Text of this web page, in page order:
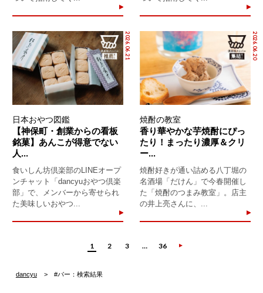
2026.06.21
日本おやつ図鑑
【神保町・創業からの看板
銘菓】あんこが得意でない
人...
食いしん坊倶楽部のLINEオープ
ンチャット「dancyuおやつ倶楽
部」で、メンバーから寄せられ
た美味しいおやつ...
2026.06.20
焼酎の教室
香り華やかな芋焼酎にぴっ
たり！まったり濃厚＆クリ
ー...
焼酎好きが通い詰める八丁堀の
名酒場「だけん」で今春開催し
た「焼酎のつまみ教室」。店主
の井上亮さんに、...
1 2 3 … 36
dancyu #バー：検索結果